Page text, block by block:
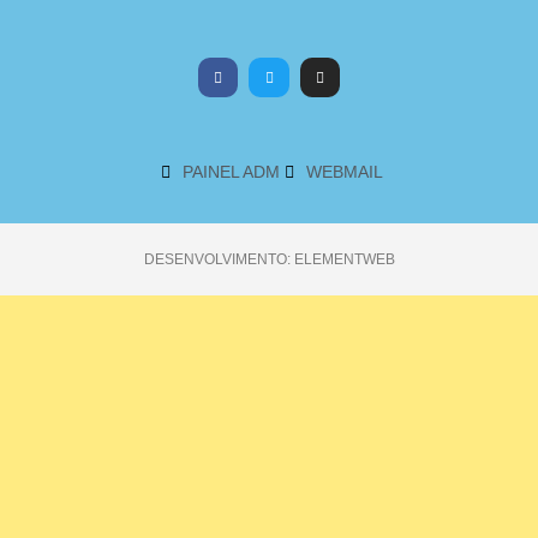
PAINEL ADM WEBMAIL
DESENVOLVIMENTO: ELEMENTWEB